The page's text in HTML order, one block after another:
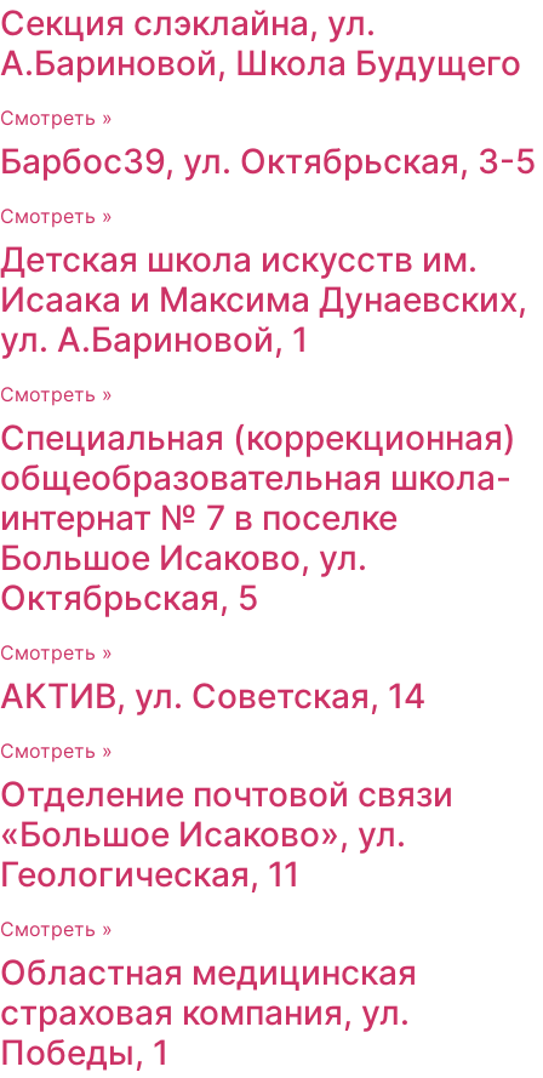
Секция слэклайна, ул.
А.Бариновой, Школа Будущего
Смотреть »
Барбос39, ул. Октябрьская, 3-5
Смотреть »
Детская школа искусств им.
Исаака и Максима Дунаевских,
ул. А.Бариновой, 1
Смотреть »
Специальная (коррекционная)
общеобразовательная школа-
интернат № 7 в поселке
Большое Исаково, ул.
Октябрьская, 5
Смотреть »
АКТИВ, ул. Советская, 14
Смотреть »
Отделение почтовой связи
«Большое Исаково», ул.
Геологическая, 11
Смотреть »
Областная медицинская
страховая компания, ул.
Победы, 1